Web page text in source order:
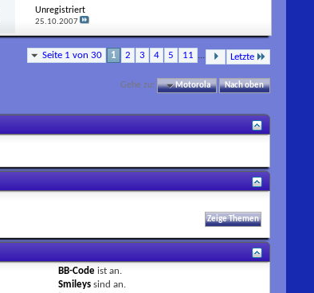
Unregistriert
25.10.2007
Seite 1 von 30 1 2 3 4 5 11 ... Letzte
Gehe zu: Motorola Nach oben
BB-Code istan.
Smileys sindan.